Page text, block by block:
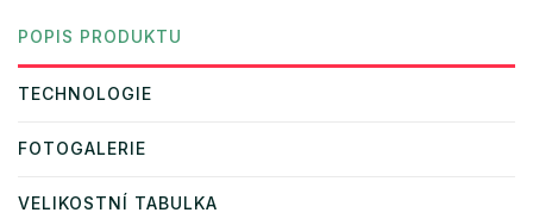
POPIS PRODUKTU
TECHNOLOGIE
FOTOGALERIE
VELIKOSTNÍ TABULKA